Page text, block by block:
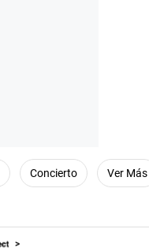
Concierto Ver Más